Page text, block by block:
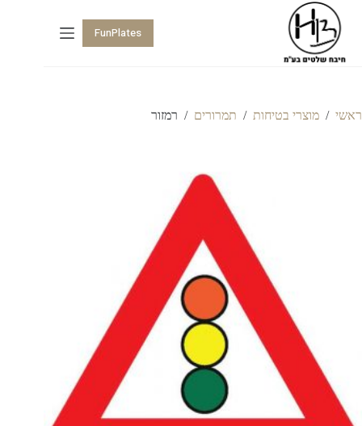
FunPlates
ראשי / מוצרי בטיחות / תמרורים / רמזור